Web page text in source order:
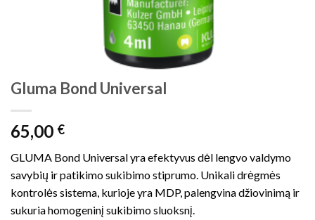
Gluma Bond Universal
65,00 €
GLUMA Bond Universal yra efektyvus dėl lengvo valdymo
savybių ir patikimo sukibimo stiprumo. Unikali drėgmės
kontrolės sistema, kurioje yra MDP, palengvina džiovinimą ir
sukuria homogeninį sukibimo sluoksnį.